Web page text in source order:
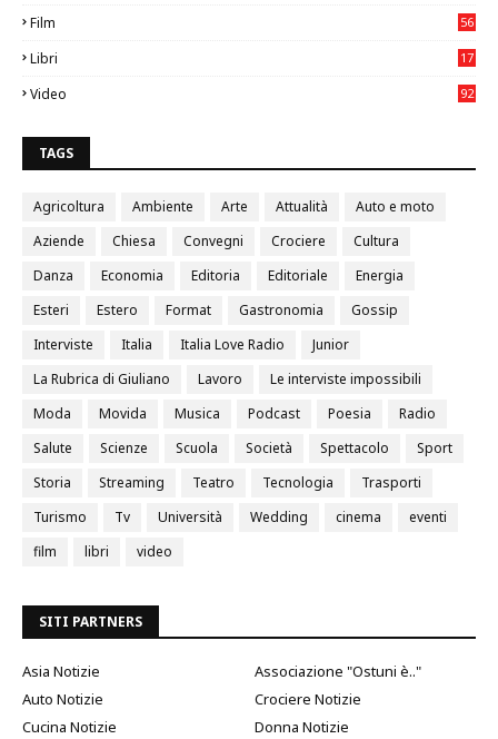
Film
56
Libri
17
Video
92
TAGS
Agricoltura Ambiente Arte Attualità
Auto e moto
Aziende
Chiesa Convegni Crociere
Cultura
Danza
Economia Editoria Editoriale
Energia
Esteri
Estero Format Gastronomia
Gossip
Interviste
Italia Italia Love Radio
Junior
La Rubrica di Giuliano
Lavoro
Le interviste impossibili
Moda
Movida Musica Podcast Poesia
Radio
Salute
Scienze Scuola Società Spettacolo
Sport
Storia
Streaming Teatro Tecnologia
Trasporti
Turismo
Tv Università Wedding cinema
eventi
film
libri video
SITI PARTNERS
Asia Notizie
Associazione "Ostuni è.."
Auto Notizie
Crociere Notizie
Cucina Notizie
Donna Notizie